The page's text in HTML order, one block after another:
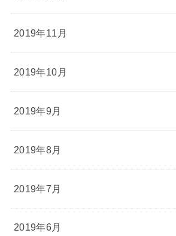
2019年11月
2019年10月
2019年9月
2019年8月
2019年7月
2019年6月